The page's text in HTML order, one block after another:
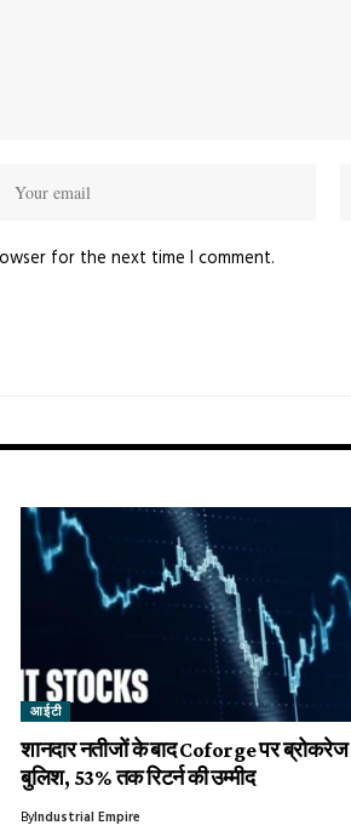
for the next time I comment.
आईटी
शानदार नतीजों के बाद Coforge पर ब्रोकरेज
बुलिश, 53% तक रिटर्न की उम्मीद
ByIndustrial Empire